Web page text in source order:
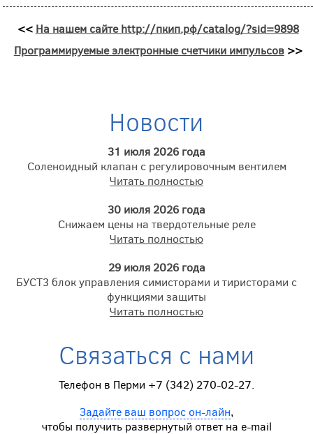
<< На нашем сайте http://пкип.рф/catalog/?sid=9898
Программируемые электронные счетчики импульсов>>
Новости
31 июля 2026 года
Соленоидный клапан с регулировочным вентилем
Читать полностью
30 июля 2026 года
Снижаем цены на твердотельные реле
Читать полностью
29 июля 2026 года
БУСТ3 блок управления симисторами и тиристорами с
функциями защиты
Читать полностью
Связаться с нами
Телефон в Перми +7 (342) 270-02-27.
Задайте ваш вопрос он-лайн,
чтобы получить развернутый ответ на e-mail